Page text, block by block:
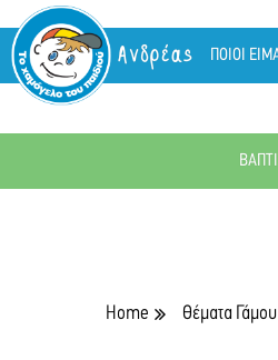
Ανδρέας ΠΟΙΟΙ
Home Θέματα